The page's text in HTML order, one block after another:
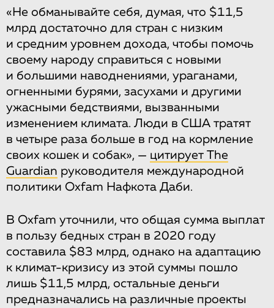
«Не обманывайте себя, думая, что $11,5
млрд достаточно для стран с низким
и средним уровнем дохода, чтобы помочь
своему народу справиться с новыми
и большими наводнениями, ураганами,
огненными бурями, засухами и другими
ужасными бедствиями, вызванными
изменением климата. Люди в США тратят
в четыре раза больше в год на кормление
своих кошек и собак», — цитирует The
Guardian руководителя международной
политики Oxfam Нафкота Даби.
В Oxfam уточнили, что общая сумма выплат
в пользу бедных стран в 2020 году
составила $83 млрд, однако на адаптацию
к климат-кризису из этой суммы пошло
лишь $11,5 млрд, остальные деньги
предназначались на различные проекты